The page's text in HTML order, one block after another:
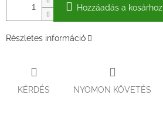
Hozzáadás a kosárhoz
Részletes információ
KÉRDÉS NYOMON KÖVETÉS